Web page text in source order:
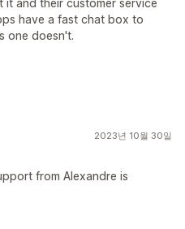
and their customer service
have a fast chat box to
one doesn't.
2023년 10월 30일
from Alexandre is